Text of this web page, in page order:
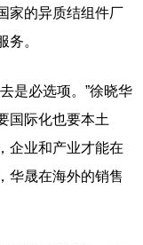
家的异质结组件厂
务。
是必选项。”徐晓华
国际化也要本土
企业和产业才能在
华晟在海外的销售